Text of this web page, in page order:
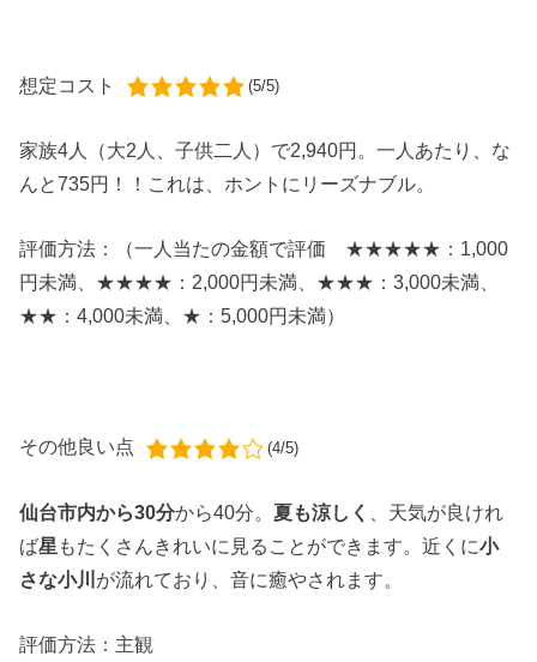
想定コスト (5/5)
家族4人 （大2人、子供二人）で2,940円 。一人あたり、 な
んと735円！！これは、ホントにリーズナブル。
評価方法：（一人当たの金額で評価 ★★★★★：1,000
円未満、★★★★：2,000円未満、★★★：3,000未満、
★★：4,000未満、★：5,000円未満）
その他良い点 (4/5)
仙台市内から30分から40分。 夏も涼しく
、天気が良けれ
ば星 もたくさんきれいに見ることができます。近くに小
さな小川 が流れており、音に癒やされます。
評価方法：主観